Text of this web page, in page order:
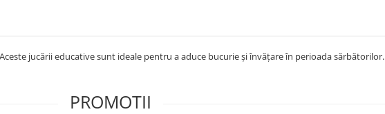
jucării educative sunt ideale pentru a aduce bucurie și învățare în perioada sărbătorilor.
PROMOTII